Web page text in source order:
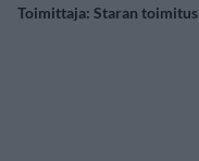
Toimittaja: Staran toimitus